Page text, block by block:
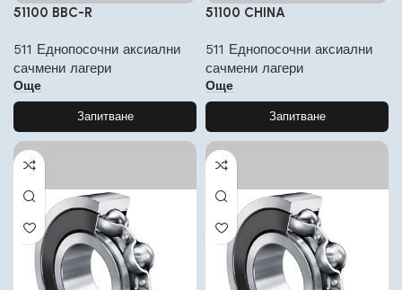
51100 BBC-R
511 Еднопосочни аксиални
сачмени лагери
Още
Запитване
51100 CHINA
511 Еднопосочни аксиални
сачмени лагери
Още
Запитване